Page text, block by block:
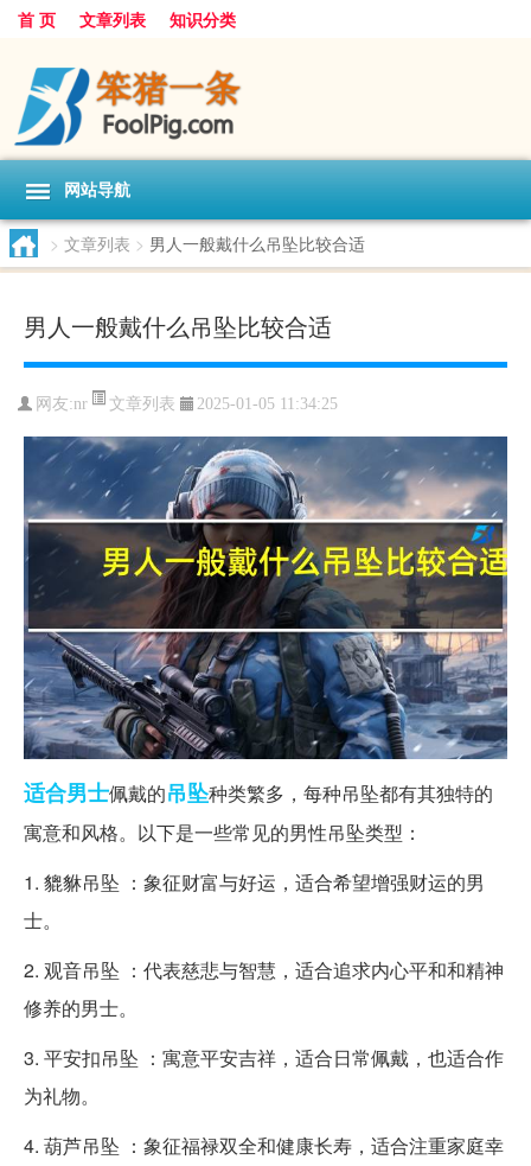
首 页 文章列表 知识分类
网站导航
> 文章列表 > 男人一般戴什么吊坠比较合适
男人一般戴什么吊坠比较合适
网友:nr 文章列表 2025-01-05 11:34:25
适合男士佩戴的吊坠种类繁多，每种吊坠都有其独特的
寓意和风格。以下是一些常见的男性吊坠类型：
1. 貔貅吊坠 ：象征财富与好运，适合希望增强财运的男
士。
2. 观音吊坠 ：代表慈悲与智慧，适合追求内心平和和精神
修养的男士。
3. 平安扣吊坠 ：寓意平安吉祥，适合日常佩戴，也适合作
为礼物。
4. 葫芦吊坠 ：象征福禄双全和健康长寿，适合注重家庭幸